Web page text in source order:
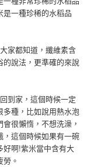
一種珍稀的水稻品
家都知道，纖維素含
說法，更準確的來說
到家，這個時候一定
種，比如說用熱水泡
很懶惰，不想洗澡，
這個時候如果有一碗
好啊!紫米當中含有大
。